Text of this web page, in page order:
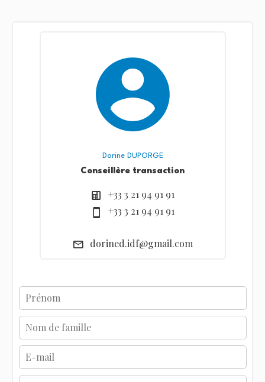
Dorine DUPORGE
Conseillère transaction
+33 3 21 94 91 91
+33 3 21 94 91 91
dorined.idf@gmail.com